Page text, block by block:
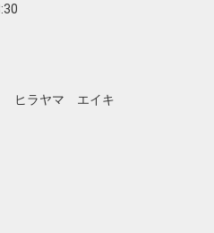
ヒラヤマ エイキ